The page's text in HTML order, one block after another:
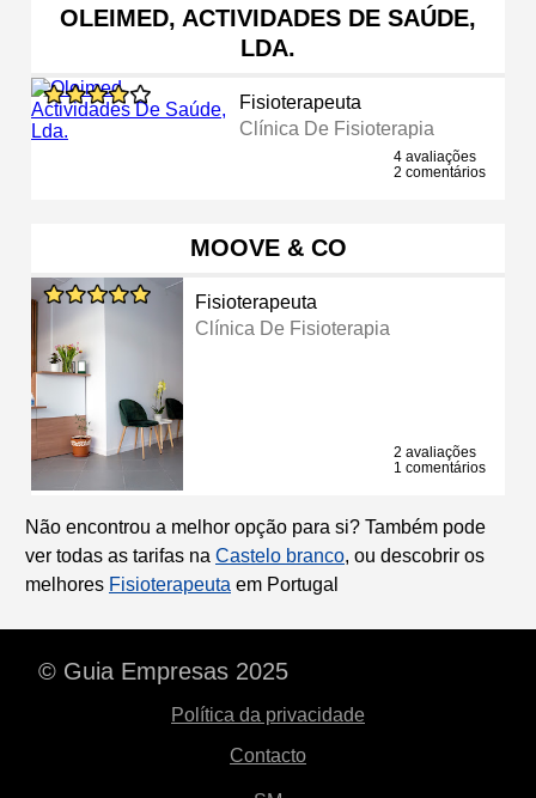
OLEIMED, ACTIVIDADES DE SAÚDE,
LDA.
Fisioterapeuta
Clínica De Fisioterapia
4 avaliações
2 comentários
MOOVE & CO
Fisioterapeuta
Clínica De Fisioterapia
2 avaliações
1 comentários
Não encontrou a melhor opção para si? Também pode
ver todas as tarifas na Castelo branco, ou descobrir os
melhores Fisioterapeuta em Portugal
© Guia Empresas 2025
Política da privacidade
Contacto